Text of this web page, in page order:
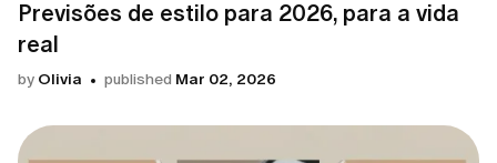
Previsões de estilo para 2026, para a vida
real
by Olivia published Mar 02, 2026